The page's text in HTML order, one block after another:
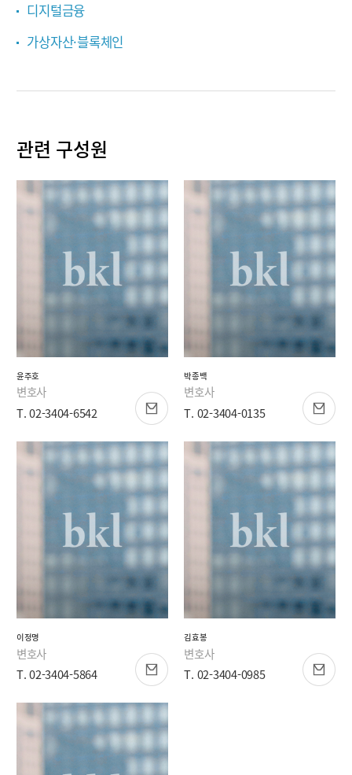
디지털금융
가상자산·블록체인
관련 구성원
윤주호
변호사
T. 02-3404-6542
박종백
변호사
T. 02-3404-0135
이정명
변호사
T. 02-3404-5864
김효봉
변호사
T. 02-3404-0985